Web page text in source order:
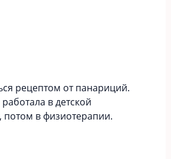
рецептом от панариций.
в детской
потом в физиотерапии.